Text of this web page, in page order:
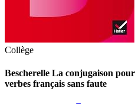
Collège
Bescherelle La conjugaison
verbes français sans faute